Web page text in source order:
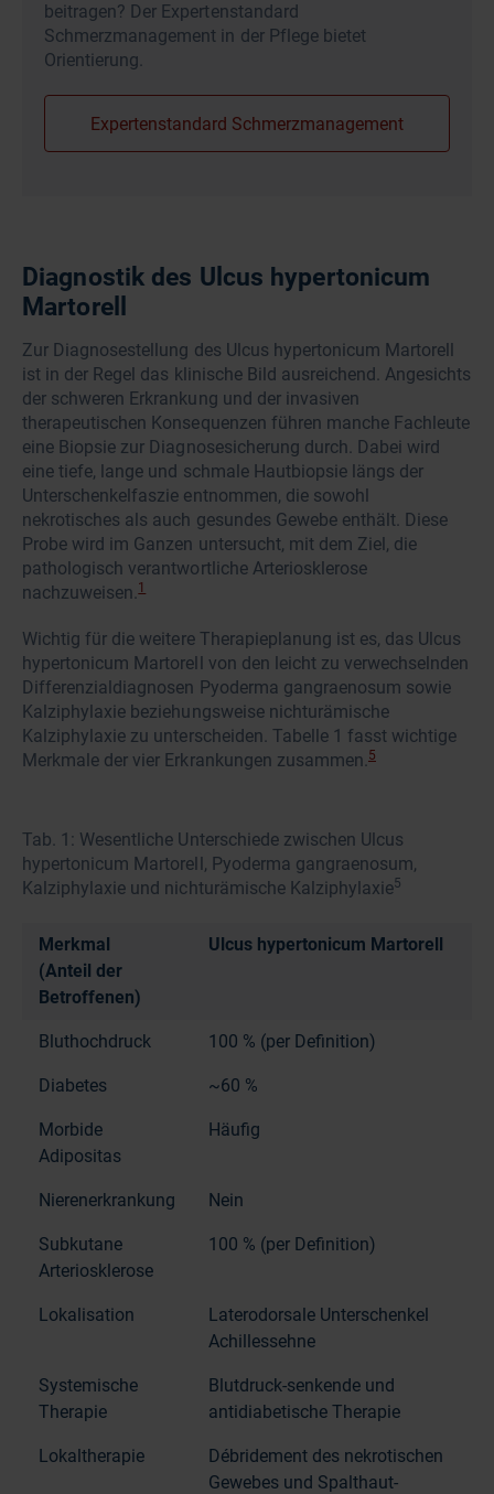
beitragen? Der Expertenstandard
Schmerzmanagement in der Pflege bietet
Orientierung.
Expertenstandard Schmerzmanagement
Diagnostik des Ulcus hypertonicum
Martorell
Zur Diagnosestellung des Ulcus hypertonicum Martorell
ist in der Regel das klinische Bild ausreichend. Angesichts
der schweren Erkrankung und der invasiven
therapeutischen Konsequenzen führen manche Fachleute
eine Biopsie zur Diagnosesicherung durch. Dabei wird
eine tiefe, lange und schmale Hautbiopsie längs der
Unterschenkelfaszie entnommen, die sowohl
nekrotisches als auch gesundes Gewebe enthält. Diese
Probe wird im Ganzen untersucht, mit dem Ziel, die
pathologisch verantwortliche Arteriosklerose
nachzuweisen.1
Wichtig für die weitere Therapieplanung ist es, das Ulcus
hypertonicum Martorell von den leicht zu verwechselnden
Differenzialdiagnosen Pyoderma gangraenosum sowie
Kalziphylaxie beziehungsweise nichturämische
Kalziphylaxie zu unterscheiden. Tabelle 1 fasst wichtige
Merkmale der vier Erkrankungen zusammen.5
Tab. 1: Wesentliche Unterschiede zwischen Ulcus
hypertonicum Martorell, Pyoderma gangraenosum,
Kalziphylaxie und nichturämische Kalziphylaxie5
Merkmal
(Anteil der
Betroffenen)
Ulcus hypertonicum Martorell
Bluthochdruck 100 % (per Definition)
Diabetes ~60 %
Morbide
Adipositas
Häufig
Nierenerkrankung Nein
Subkutane
Arteriosklerose
100 % (per Definition)
Lokalisation
Laterodorsale Unterschenkel
Achillessehne
Systemische
Therapie
Blutdruck-senkende und
antidiabetische Therapie
Lokaltherapie
Débridement des nekrotischen
Gewebes und Spalthaut-